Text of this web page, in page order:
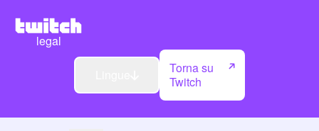
legal
Torna su
Twitch